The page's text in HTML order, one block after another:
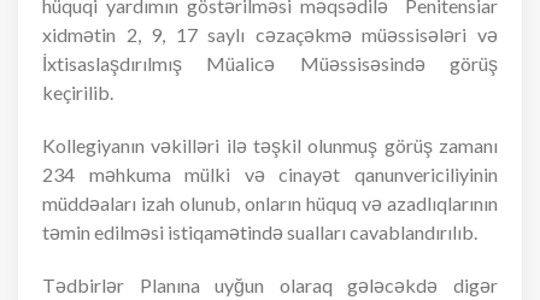
hüquqi yardımın göstərilməsi məqsədilə Penitensiar
xidmətin 2, 9, 17 saylı cəzaçəkmə müəssisələri və
İxtisaslaşdırılmış Müalicə Müəssisəsində görüş
keçirilib.
Kollegiyanın vəkilləri ilə təşkil olunmuş görüş zamanı
234 məhkuma mülki və cinayət qanunvericiliyinin
müddəaları izah olunub, onların hüquq və azadlıqlarının
təmin edilməsi istiqamətində sualları cavablandırılıb.
Tədbirlər Planına uyğun olaraq gələcəkdə digər